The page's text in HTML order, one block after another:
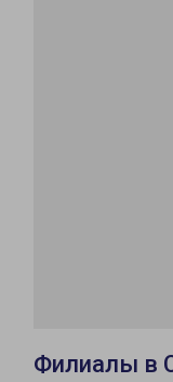
Филиалы в